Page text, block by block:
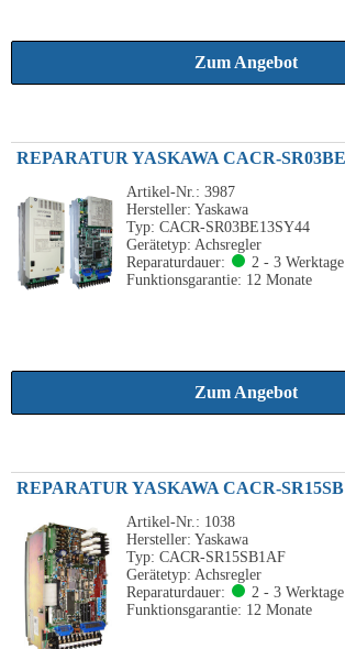
Zum Angebot
Artikel-Nr.: 3987
Hersteller: Yaskawa
Typ: CACR-SR03BE13SY44
Gerätetyp: Achsregler
Reparaturdauer:
2 - 3 Werktage
Funktionsgarantie: 12 Monate
Zum Angebot
Artikel-Nr.: 1038
Hersteller: Yaskawa
Typ: CACR-SR15SB1AF
Gerätetyp: Achsregler
Reparaturdauer:
2 - 3 Werktage
Funktionsgarantie: 12 Monate